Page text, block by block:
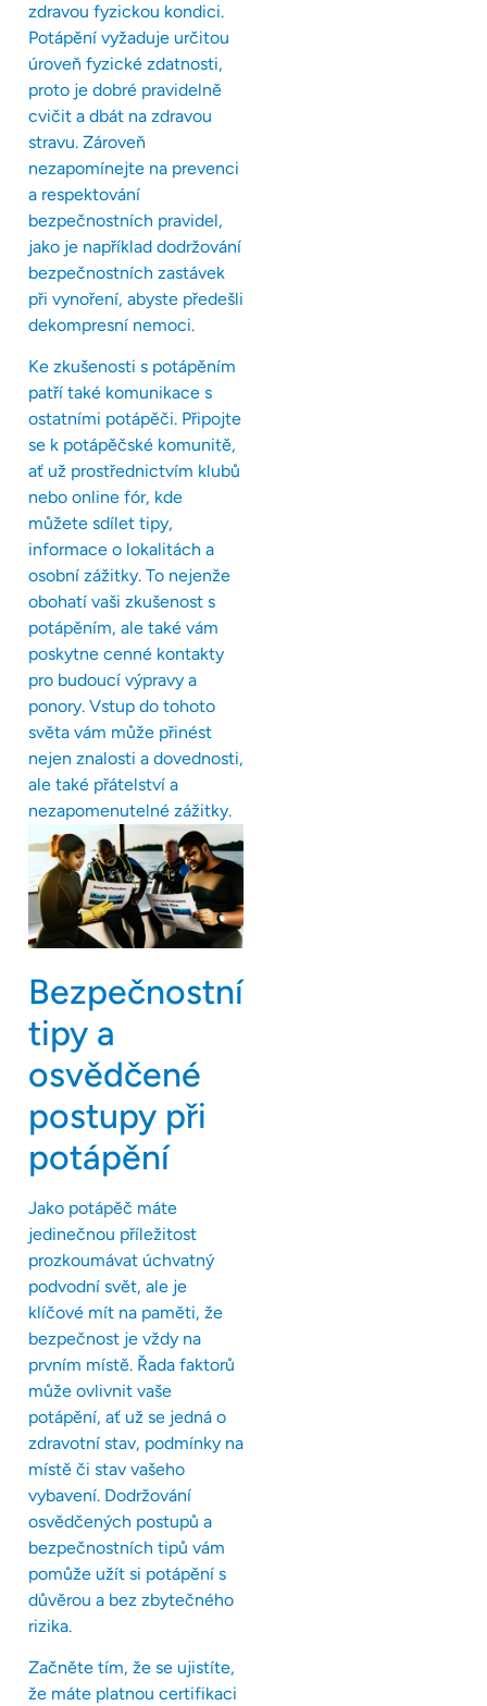
zdravou fyzickou kondici.
Potápění vyžaduje určitou
úroveň fyzické zdatnosti,
proto je dobré pravidelně
cvičit a dbát na zdravou
stravu. Zároveň
nezapomínejte na prevenci
a respektování
bezpečnostních pravidel,
jako je například dodržování
bezpečnostních zastávek
při vynoření, abyste předešli
dekompresní nemoci.
Ke zkušenosti s potápěním
patří také komunikace s
ostatními potápěči. Připojte
se k potápěčské komunitě,
ať už prostřednictvím klubů
nebo online fór, kde
můžete sdílet tipy,
informace o lokalitách a
osobní zážitky. To nejenže
obohatí vaši zkušenost s
potápěním, ale také vám
poskytne cenné kontakty
pro budoucí výpravy a
ponory. Vstup do tohoto
světa vám může přinést
nejen znalosti a dovednosti,
ale také přátelství a
nezapomenutelné zážitky.
Bezpečnostní
tipy a
osvědčené
postupy při
potápění
Jako potápěč máte
jedinečnou příležitost
prozkoumávat úchvatný
podvodní svět, ale je
klíčové mít na paměti, že
bezpečnost je vždy na
prvním místě. Řada faktorů
může ovlivnit vaše
potápění, ať už se jedná o
zdravotní stav, podmínky na
místě či stav vašeho
vybavení. Dodržování
osvědčených postupů a
bezpečnostních tipů vám
pomůže užít si potápění s
důvěrou a bez zbytečného
rizika.
Začněte tím, že se ujistíte,
že máte platnou certifikaci